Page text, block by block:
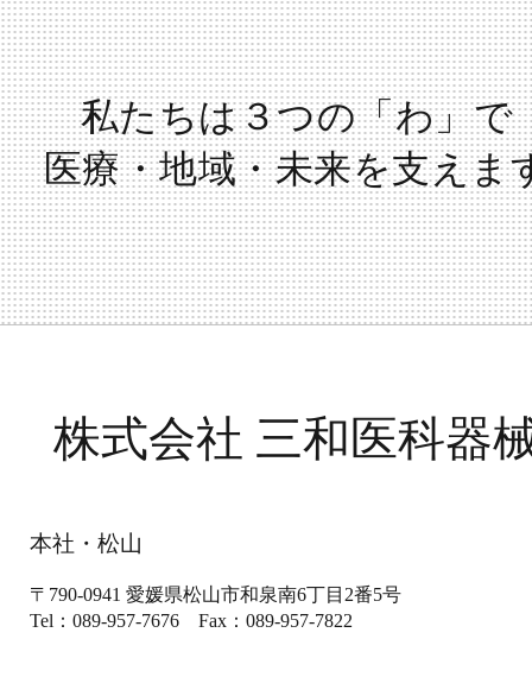
私たちは３つの「わ」で
医療・地域・未来を支えま
株式会社 三和医科器
本社・松山
〒790-0941 愛媛県松山市和泉南6丁目2番5号
Tel：089-957-7676 Fax：089-957-7822